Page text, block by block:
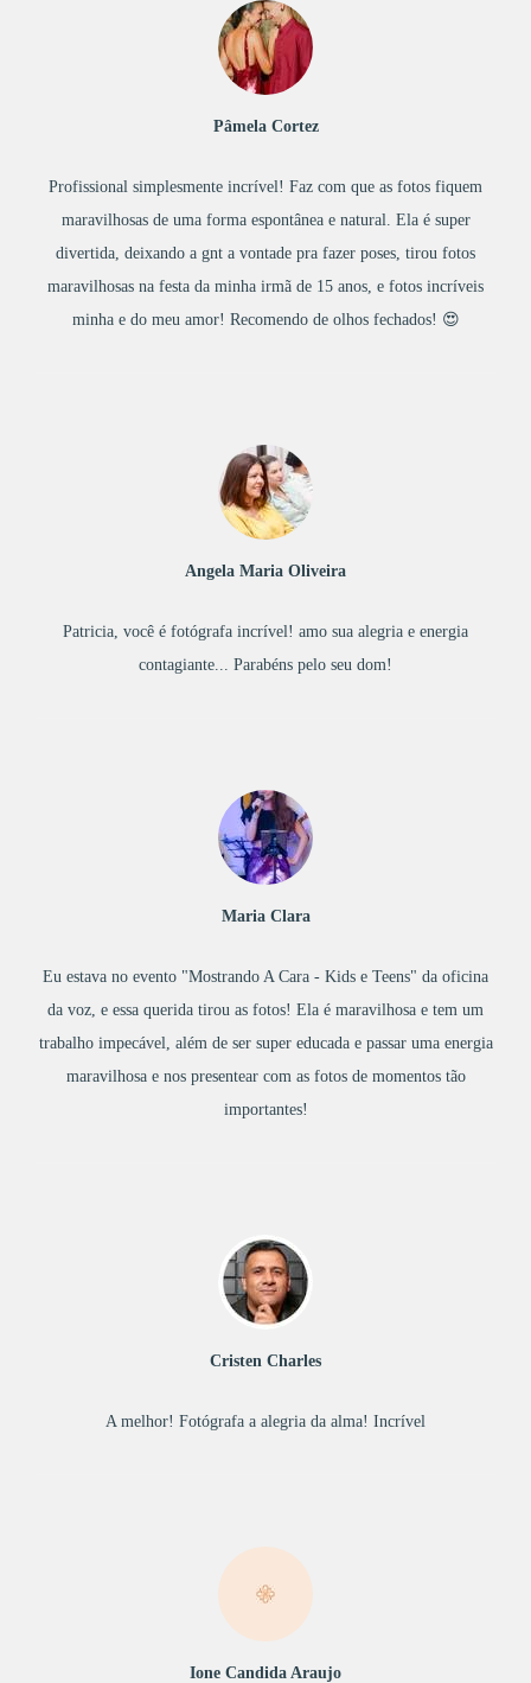
Profissional simplesmente incrível! Faz com que as fotos fiquem
maravilhosas de uma forma espontânea e natural. Ela é super
divertida, deixando a gnt a vontade pra fazer poses, tirou fotos
maravilhosas na festa da minha irmã de 15 anos, e fotos incríveis
minha e do meu amor! Recomendo de olhos fechados! 😍
Pâmela Cortez
Patricia, você é fotógrafa incrível! amo sua alegria e energia
contagiante... Parabéns pelo seu dom!
Angela Maria Oliveira
Eu estava no evento "Mostrando A Cara - Kids e Teens" da oficina
da voz, e essa querida tirou as fotos! Ela é maravilhosa e tem um
trabalho impecável, além de ser super educada e passar uma energia
maravilhosa e nos presentear com as fotos de momentos tão
importantes!
Maria Clara
A melhor! Fotógrafa a alegria da alma! Incrível
Cristen Charles
Ione Candida Araujo